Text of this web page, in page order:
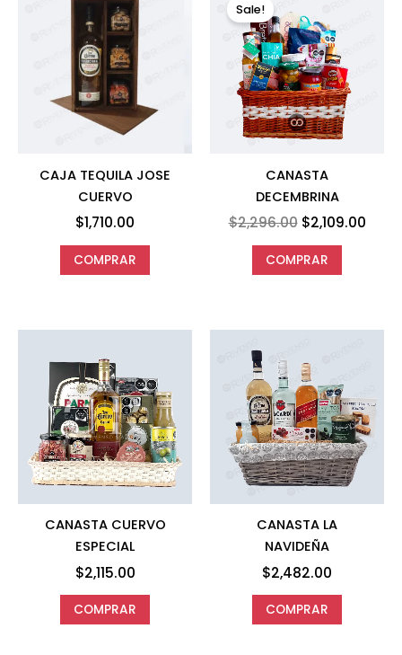
CAJA TEQUILA JOSE
CUERVO
$1,710.00
COMPRAR
Sale!
CANASTA
DECEMBRINA
$2,296.00
was:
$2,296.00.
$2,109.00
COMPRAR
CANASTA CUERVO
ESPECIAL
$2,115.00
COMPRAR
CANASTA LA
NAVIDEÑA
$2,482.00
COMPRAR